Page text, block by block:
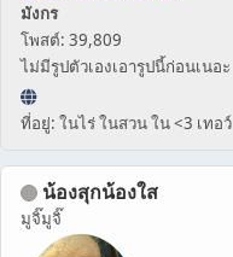
มังกร
โพสต์: 39,809
ไม่มีรูปตัวเองเอารูปนี้ก่อนเนอะ
ที่อยู่: ในไร่ ในสวน ใน <3 เทอว์
น้องสุกน้องใส
มูจิ๊มูจิ๊